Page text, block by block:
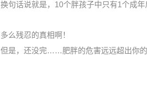
换句话说就是，10个胖孩子中只有1个成
多么残忍的真相啊！
但是，还没完……肥胖的危害远远超出你